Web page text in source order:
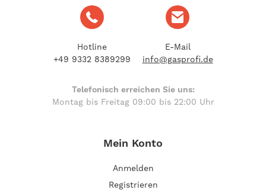
Hotline
+49 9332 8389299
E-Mail
info@gasprofi.de
Telefonisch erreichen Sie uns:
Montag bis Freitag 09:00 bis 22:00 Uhr
Mein Konto
Anmelden
Registrieren